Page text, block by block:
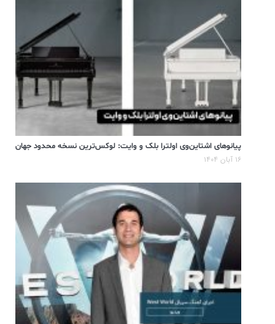
پیانوهای اشتاین‌وی اولترا بلک و وایت: لوکس‌ترین نسخه محدود جهان
۱۶ آبان ۱۴۰۴